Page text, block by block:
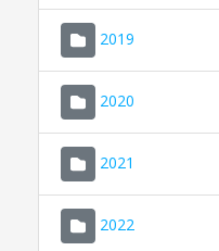
2019
2020
2021
2022